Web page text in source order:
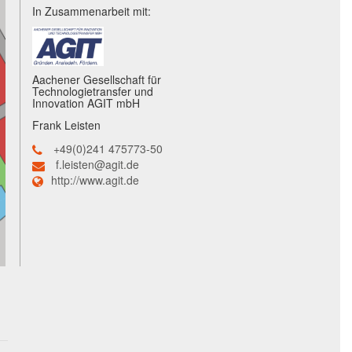
In Zusammenarbeit mit:
Aachener Gesellschaft für
Technologietransfer und
Innovation AGIT mbH
Frank Leisten
+49(0)241 475773-50
f.leisten@agit.de
http://www.agit.de